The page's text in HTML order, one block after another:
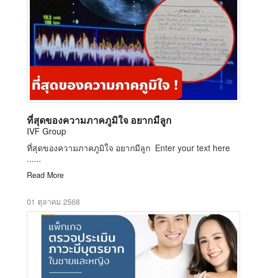
ที่สุดของความภาคภูมิใจ อยากมีลูก
IVF Group
ที่สุดของความภาคภูมิใจ อยากมีลูก Enter your text here
......
Read More
01 ตุลาคม 2568